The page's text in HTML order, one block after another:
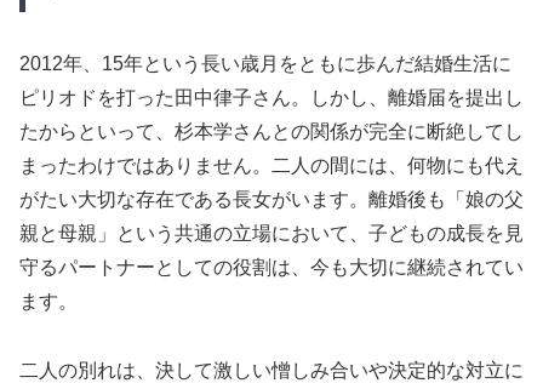
2012年、15年という長い歳月をともに歩んだ結婚生活に
ピリオドを打った田中律子さん。しかし、離婚届を提出し
たからといって、杉本学さんとの関係が完全に断絶してし
まったわけではありません。二人の間には、何物にも代え
がたい大切な存在である長女がいます。離婚後も「娘の父
親と母親」という共通の立場において、子どもの成長を見
守るパートナーとしての役割は、今も大切に継続されてい
ます。
二人の別れは、決して激しい憎しみ合いや決定的な対立に